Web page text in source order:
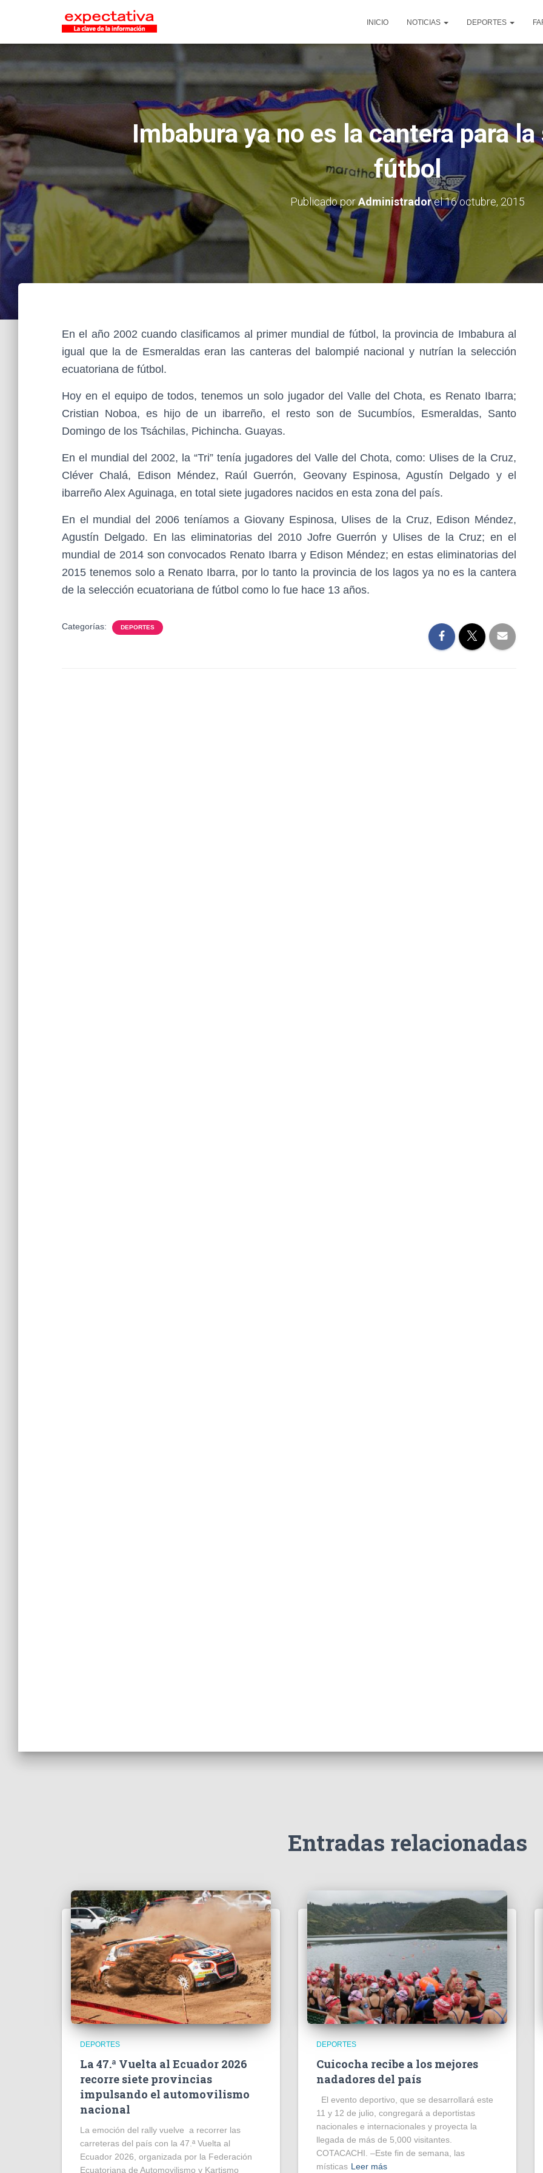
INICIO NOTICIAS DEPORTES
Imbabura ya no es la cantera para
fútbol
Publicado porAdministradorel16 octubre, 2015
En el año 2002 cuando clasificamos al primer mundial de fútbol, la provincia de Imbabura al
igual que la de Esmeraldas eran las canteras del balompié nacional y nutrían la selección
ecuatoriana de fútbol.
Hoy en el equipo de todos, tenemos un solo jugador del Valle del Chota, es Renato Ibarra;
Cristian Noboa, es hijo de un ibarreño, el resto son de Sucumbíos, Esmeraldas, Santo
Domingo de los Tsáchilas, Pichincha. Guayas.
En el mundial del 2002, la “Tri” tenía jugadores del Valle del Chota, como: Ulises de la Cruz,
Cléver Chalá, Edison Méndez, Raúl Guerrón, Geovany Espinosa, Agustín Delgado y el
ibarreño Alex Aguinaga, en total siete jugadores nacidos en esta zona del país.
En el mundial del 2006 teníamos a Giovany Espinosa, Ulises de la Cruz, Edison Méndez,
Agustín Delgado. En las eliminatorias del 2010 Jofre Guerrón y Ulises de la Cruz; en el
mundial de 2014 son convocados Renato Ibarra y Edison Méndez; en estas eliminatorias del
2015 tenemos solo a Renato Ibarra, por lo tanto la provincia de los lagos ya no es la cantera
de la selección ecuatoriana de fútbol como lo fue hace 13 años.
Categorías: DEPORTES
Entradas relacionadas
DEPORTES
La 47.ª Vuelta al Ecuador 2026
recorre siete provincias
impulsando el automovilismo
nacional
La emoción del rally vuelve a recorrer las
carreteras del país con la 47.ª Vuelta al
Ecuador 2026, organizada por la Federación
Ecuatoriana de Automovilismo y Kartismo
DEPORTES
Cuicocha recibe a los mejores
nadadores del país
El evento deportivo, que se desarrollará este
11 y 12 de julio, congregará a deportistas
nacionales e internacionales y proyecta la
llegada de más de 5,000 visitantes.
COTACACHI. –Este fin de semana, las
místicas Leer más